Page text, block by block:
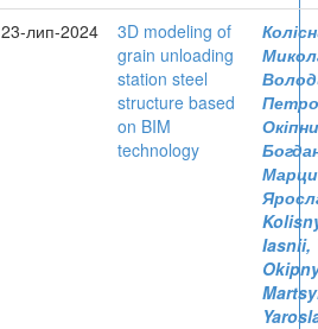
23-лип-2024
3D modeling of
grain unloading
station steel
structure based
on BIM
technology
Iasnii,